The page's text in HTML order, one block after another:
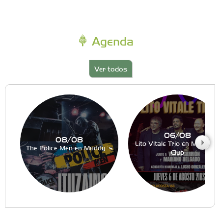
Agenda
Ver todos
08/08
The Police Men en Muddy´s
06/08
Lito Vitale Trio en Muddy´s
Club